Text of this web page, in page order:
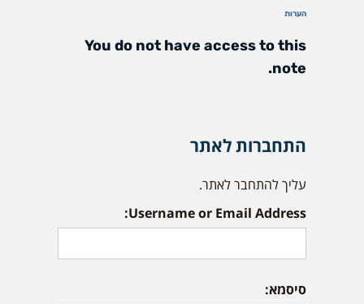
הערות
You do not have access to this
note.
התחברות לאתר
עליך להתחבר לאתר.
Username or Email Address:
סיסמא: